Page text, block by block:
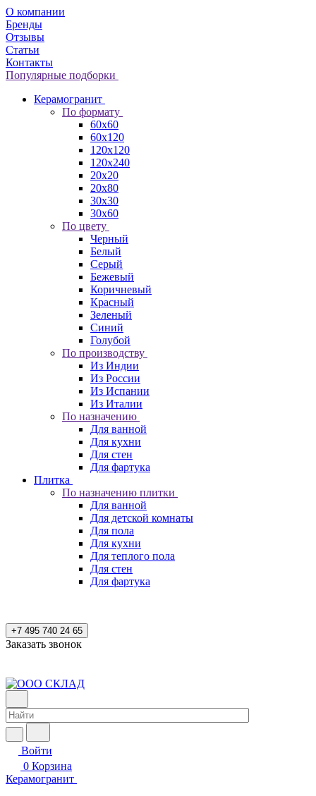
О компании
Бренды
Отзывы
Статьи
Контакты
Популярные подборки
Керамогранит
По формату
60x60
60x120
120x120
120x240
20x20
20x80
30x30
30x60
По цвету
Черный
Белый
Серый
Бежевый
Коричневый
Красный
Зеленый
Синий
Голубой
По производству
Из Индии
Из России
Из Испании
Из Италии
По назначению
Для ванной
Для кухни
Для стен
Для фартука
Плитка
По назначению плитки
Для ванной
Для детской комнаты
Для пола
Для кухни
Для теплого пола
Для стен
Для фартука
+7 495 740 24 65
Заказать звонок
Войти
0 Корзина
Керамогранит